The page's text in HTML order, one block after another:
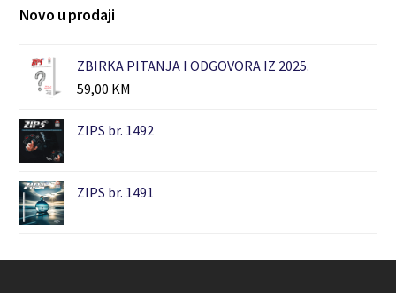
Novo u prodaji
ZBIRKA PITANJA I ODGOVORA IZ 2025.
59,00 KM
ZIPS br. 1492
ZIPS br. 1491